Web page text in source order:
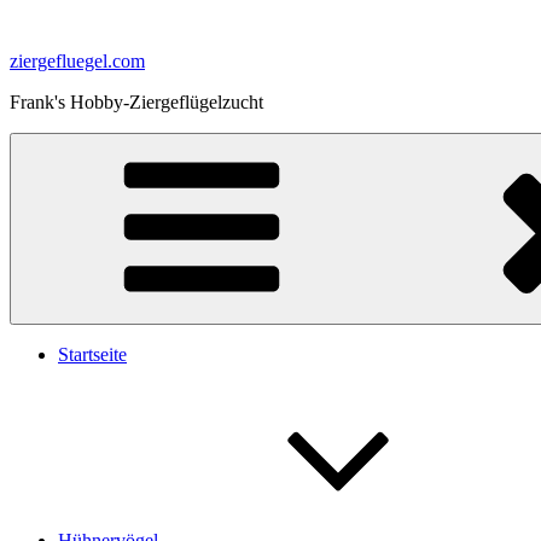
springen
ziergefluegel.com
Frank's Hobby-Ziergeflügelzucht
Startseite